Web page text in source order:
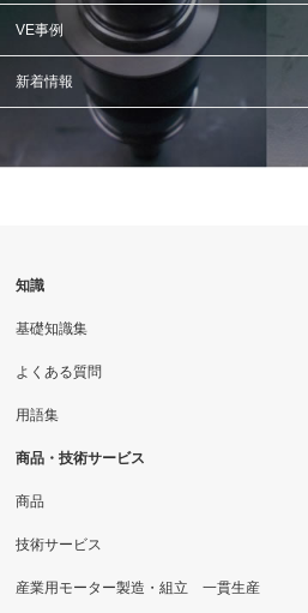
VE事例
新着情報
知識
基礎知識集
よくある質問
用語集
商品・技術サービス
商品
技術サービス
産業用モーター製造・組立 一貫生産